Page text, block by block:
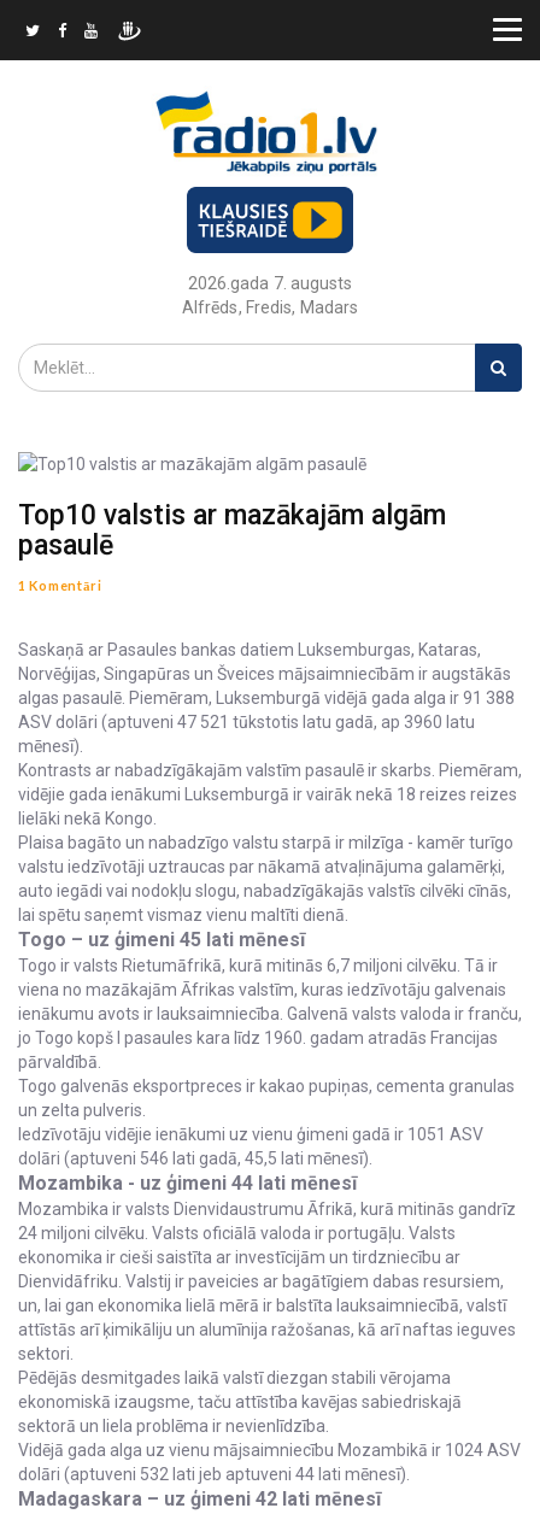
2026.gada 7. augusts
Alfrēds, Fredis, Madars
Top10 valstis ar mazākajām algām
pasaulē
1 Komentāri
Saskaņā ar Pasaules bankas datiem Luksemburgas, Kataras,
Norvēģijas, Singapūras un Šveices mājsaimniecībām ir augstākās
algas pasaulē. Piemēram, Luksemburgā vidējā gada alga ir 91 388
ASV dolāri (aptuveni 47 521 tūkstotis latu gadā, ap 3960 latu
mēnesī).
Kontrasts ar nabadzīgākajām valstīm pasaulē ir skarbs. Piemēram,
vidējie gada ienākumi Luksemburgā ir vairāk nekā 18 reizes reizes
lielāki nekā Kongo.
Plaisa bagāto un nabadzīgo valstu starpā ir milzīga - kamēr turīgo
valstu iedzīvotāji uztraucas par nākamā atvaļinājuma galamērķi,
auto iegādi vai nodokļu slogu, nabadzīgākajās valstīs cilvēki cīnās,
lai spētu saņemt vismaz vienu maltīti dienā.
Togo – uz ģimeni 45 lati mēnesī
Togo ir valsts Rietumāfrikā, kurā mitinās 6,7 miljoni cilvēku. Tā ir
viena no mazākajām Āfrikas valstīm, kuras iedzīvotāju galvenais
ienākumu avots ir lauksaimniecība. Galvenā valsts valoda ir franču,
jo Togo kopš I pasaules kara līdz 1960. gadam atradās Francijas
pārvaldībā.
Togo galvenās eksportpreces ir kakao pupiņas, cementa granulas
un zelta pulveris.
Iedzīvotāju vidējie ienākumi uz vienu ģimeni gadā ir 1051 ASV
dolāri (aptuveni 546 lati gadā, 45,5 lati mēnesī).
Mozambika - uz ģimeni 44 lati mēnesī
Mozambika ir valsts Dienvidaustrumu Āfrikā, kurā mitinās gandrīz
24 miljoni cilvēku. Valsts oficiālā valoda ir portugāļu. Valsts
ekonomika ir cieši saistīta ar investīcijām un tirdzniecību ar
Dienvidāfriku. Valstij ir paveicies ar bagātīgiem dabas resursiem,
un, lai gan ekonomika lielā mērā ir balstīta lauksaimniecībā, valstī
attīstās arī ķimikāliju un alumīnija ražošanas, kā arī naftas ieguves
sektori.
Pēdējās desmitgades laikā valstī diezgan stabili vērojama
ekonomiskā izaugsme, taču attīstība kavējas sabiedriskajā
sektorā un liela problēma ir nevienlīdzība.
Vidējā gada alga uz vienu mājsaimniecību Mozambikā ir 1024 ASV
dolāri (aptuveni 532 lati jeb aptuveni 44 lati mēnesī).
Madagaskara – uz ģimeni 42 lati mēnesī